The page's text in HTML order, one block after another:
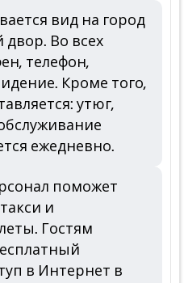
вид на город
Во всех
телефон,
Кроме того,
утюг,
ежедневно.
поможет
и
Гостям
в Интернет в